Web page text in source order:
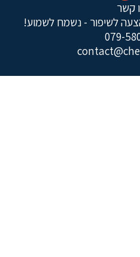
קשר
לשיפור - נשמח לשמוע!
079-